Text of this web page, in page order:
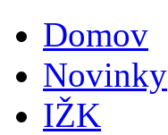
Domov
Novinky
IŽK